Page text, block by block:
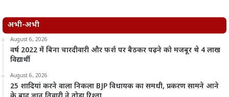
अभी-अभी
August 6, 2026
वर्ष 2022 में बिना चारदीवारी और फर्श पर बैठकर पढ़ने को मजबूर थे 4 लाख
विद्यार्थी
August 6, 2026
25 शादियां करने वाला निकला BJP विधायक का समधी, प्रकरण सामने आने